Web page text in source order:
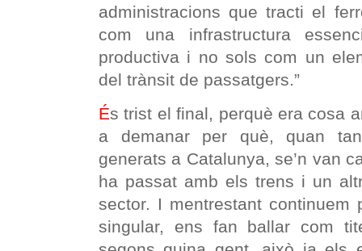
administracions que tracti el
com una infrastructura
productiva i no sols com un
del trànsit de passatgers.”
És trist el final, perquè era cosa
a demanar per què, quan
generats a Catalunya, se’n van
ha passat amb els trens i un
sector. I mentrestant continuem
singular, ens fan ballar com